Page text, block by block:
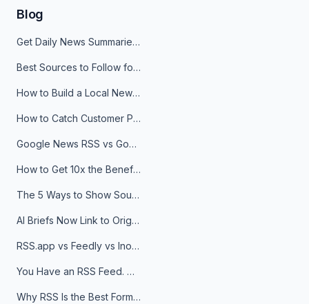
Blog
Get Daily News Summaries About Any Topic in Telegram, Discord, Slack, and Email
Best Sources to Follow for Crypto News in Your Reader (2026)
How to Build a Local News Hub That Updates Itself
How to Catch Customer Problems Before They Become Support Tickets
Google News RSS vs Google Alerts: Which Is Better for News Monitoring?
How to Get 10x the Benefits of Google Alerts
The 5 Ways to Show Sources in Your AI Brief, And When to Use Each
AI Briefs Now Link to Original Sources. Here's Why It Matters
RSS.app vs Feedly vs Inoreader: Which One Is Actually Right for You?
You Have an RSS Feed. Now What?
Why RSS Is the Best Format for AI Agents in 2026